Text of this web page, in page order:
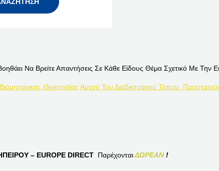
Να Βρείτε Απαντήσεις Σε Κάθε Είδους Θέμα Σχετικό Με
Ιδιοκτησίας Αυτού Του Διαδικτυακού Τόπου,
– EUROPE DIRECT ΠαρέχονταιΔΩΡΕΑΝ!